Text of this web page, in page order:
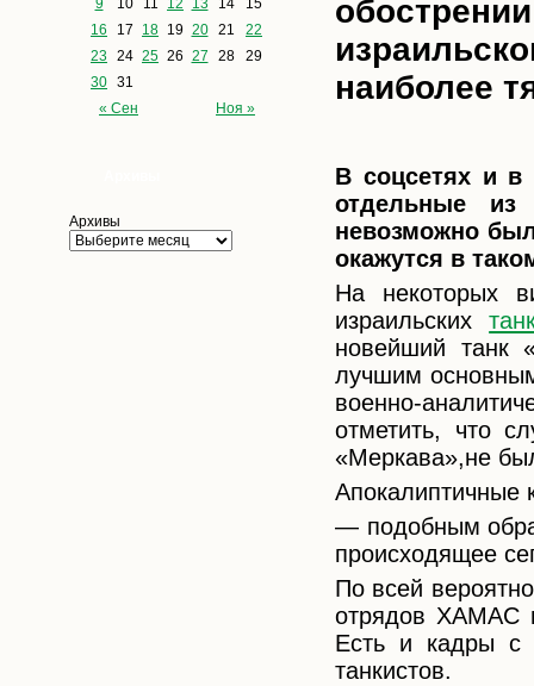
« Сен Ноя »
9
10 11 12 13 14
15
16
17 18 19 20 21
22
23 24 25 26 27 28
29
30 31
Архивы
наиболее
В соцсетях и в
отдельные из
невозможно
окажутся в
На некоторых
израильских
новейший танк
лучшим
военно-
отметить, что
«Меркава»,не
Апокалиптичные
— подобным
происходящее
По всей
отрядов ХАМАС
Есть и кадры с
танкистов.